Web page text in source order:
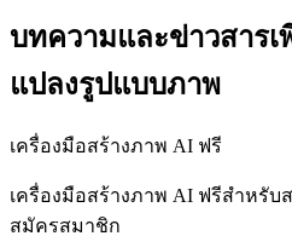
บทความและข่าวสารเ
แปลงรูปแบบภาพ
เครื่องมือสร้างภาพ AI ฟรี
เครื่องมือสร้างภาพ AI ฟรีสำหรับ
สมัครสมาชิก